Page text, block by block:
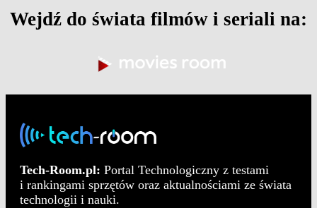
Wejdź do świata filmów i seriali na:
Tech-Room.pl: Portal Technologiczny z testami
i rankingami sprzętów oraz aktualnościami ze świata
technologii i nauki.